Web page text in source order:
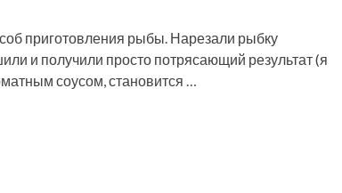
приготовления рыбы. Нарезали рыбку
и получили просто потрясающий результат (я
соусом, становится …